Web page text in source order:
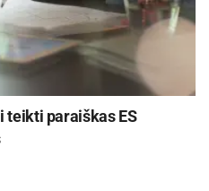
reikalingais
Group“
platus
pritaikymas
teikti paraiškas ES